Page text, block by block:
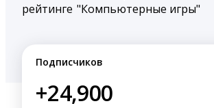
рейтинге "Компьютерные игры"
Подписчиков
+24,900